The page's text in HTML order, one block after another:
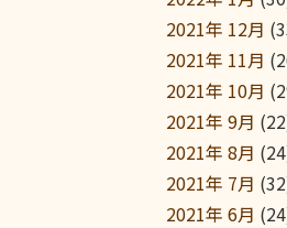
2021年 12月
2021年 11月
2021年 10月
2021年 9月
2021年 8月
2021年 7月
2021年 6月